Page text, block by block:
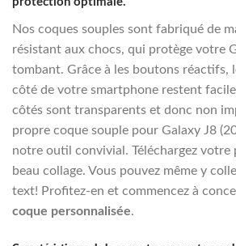
Nos coques souples sont fabriqué de
résistant aux chocs, qui protège votre
tombant. Grâce à les boutons réactifs,
côté de votre smartphone restent
côtés sont transparents et donc non
propre coque souple pour Galaxy J8
notre outil convivial. Téléchargez votre
beau collage. Vous pouvez même y
text! Profitez-en et commencez à
coque personnalisée.